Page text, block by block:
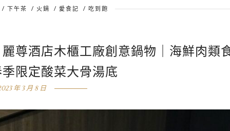
下午茶 / 火鍋 /愛食記 /吃到飽
尊酒店木櫃工廠創意鍋物｜海鮮肉類
限定酸菜大骨湯底
年 3 月 8 日